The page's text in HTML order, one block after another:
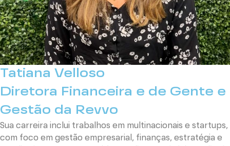
Tatiana Velloso
Diretora Financeira e de Gente e
Gestão da Revvo
Sua carreira inclui trabalhos em multinacionais e startups,
com foco em gestão empresarial, finanças, estratégia e